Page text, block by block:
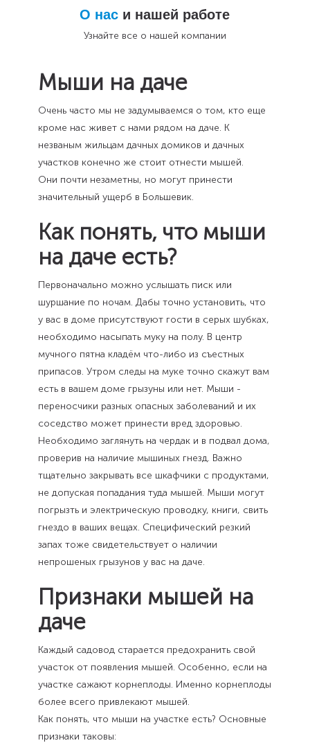
О нас и нашей работе
Узнайте все о нашей компании
Мыши на даче
Очень часто мы не задумываемся о том, кто еще
кроме нас живет с нами рядом на даче. К
незваным жильцам дачных домиков и дачных
участков конечно же стоит отнести мышей.
Они почти незаметны, но могут принести
значительный ущерб в Большевик.
Как понять, что мыши
на даче есть?
Первоначально можно услышать писк или
шуршание по ночам. Дабы точно установить, что
у вас в доме присутствуют гости в серых шубках,
необходимо насыпать муку на полу. В центр
мучного пятна кладём что-либо из съестных
припасов. Утром следы на муке точно скажут вам
есть в вашем доме грызуны или нет. Мыши -
переносчики разных опасных заболеваний и их
соседство может принести вред здоровью.
Необходимо заглянуть на чердак и в подвал дома,
проверив на наличие мышиных гнезд. Важно
тщательно закрывать все шкафчики с продуктами,
не допуская попадания туда мышей. Мыши могут
погрызть и электрическую проводку, книги, свить
гнездо в ваших вещах. Специфический резкий
запах тоже свидетельствует о наличии
непрошеных грызунов у вас на даче.
Признаки мышей на
даче
Каждый садовод старается предохранить свой
участок от появления мышей. Особенно, если на
участке сажают корнеплоды. Именно корнеплоды
более всего привлекают мышей.
Как понять, что мыши на участке есть? Основные
признаки таковы: